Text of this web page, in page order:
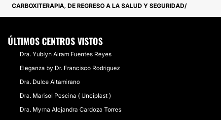
CARBOXITERAPIA, DE REGRESO A LA SALUD Y SEGURIDAD
ÚLTIMOS CENTROS VISTOS
Dra. Yublyn Airam Fuentes Reyes
Eleganza by Dr. Francisco Rodriguez
Dra. Dulce Altamirano
Dra. Marisol Pescina ( Unciplast )
Dra. Myrna Alejandra Cardoza Torres